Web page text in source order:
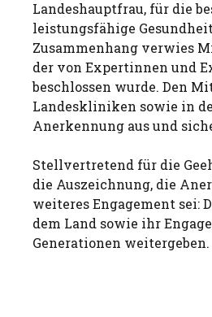
Landeshauptfrau, für die
leistungsfähige
Zusammenhang verwies
der von Expertinnen und
beschlossen wurde. Den
Landeskliniken sowie in
Anerkennung aus und
Stellvertretend für die
die Auszeichnung, die
weiteres Engagement sei:
dem Land sowie ihr
Generationen weitergeben.